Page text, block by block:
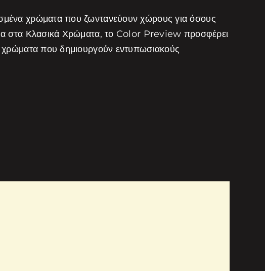
χρώματα που ζωντανεύουν χώρους για όσους
στα Κλασικά Χρώματα, το Color Preview προσφέρει
που δημιουργούν εντυπωσιακούς